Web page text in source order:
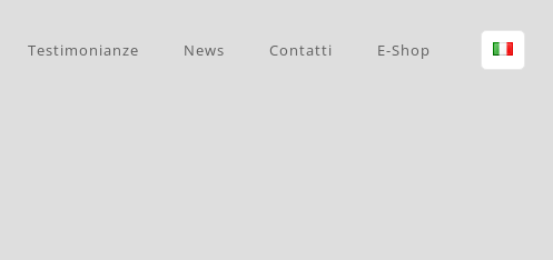
Testimonianze News Contatti E-Shop